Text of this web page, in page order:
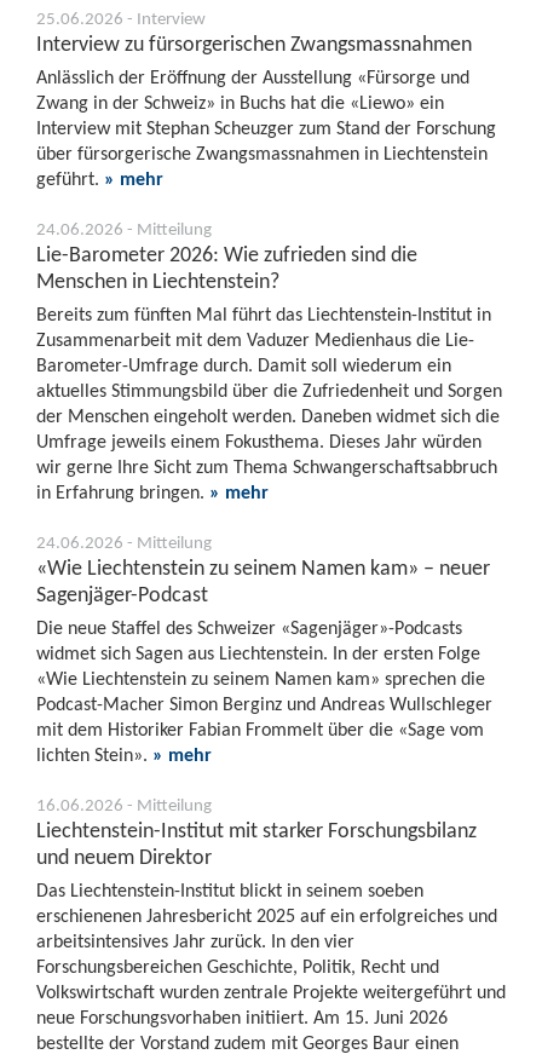
25.06.2026 - Interview
Interview zu fürsorgerischen Zwangsmassnahmen
Anlässlich der Eröffnung der Ausstellung «Fürsorge und
Zwang in der Schweiz» in Buchs hat die «Liewo» ein
Interview mit Stephan Scheuzger zum Stand der Forschung
über fürsorgerische Zwangsmassnahmen in Liechtenstein
geführt. » mehr
24.06.2026 - Mitteilung
Lie-Barometer 2026: Wie zufrieden sind die
Menschen in Liechtenstein?
Bereits zum fünften Mal führt das Liechtenstein-Institut in
Zusammenarbeit mit dem Vaduzer Medienhaus die Lie-
Barometer-Umfrage durch. Damit soll wiederum ein
aktuelles Stimmungsbild über die Zufriedenheit und Sorgen
der Menschen eingeholt werden. Daneben widmet sich die
Umfrage jeweils einem Fokusthema. Dieses Jahr würden
wir gerne Ihre Sicht zum Thema Schwangerschaftsabbruch
in Erfahrung bringen. » mehr
24.06.2026 - Mitteilung
«Wie Liechtenstein zu seinem Namen kam» – neuer
Sagenjäger-Podcast
Die neue Staffel des Schweizer «Sagenjäger»-Podcasts
widmet sich Sagen aus Liechtenstein. In der ersten Folge
«Wie Liechtenstein zu seinem Namen kam» sprechen die
Podcast-Macher Simon Berginz und Andreas Wullschleger
mit dem Historiker Fabian Frommelt über die «Sage vom
lichten Stein». » mehr
16.06.2026 - Mitteilung
Liechtenstein-Institut mit starker Forschungsbilanz
und neuem Direktor
Das Liechtenstein-Institut blickt in seinem soeben
erschienenen Jahresbericht 2025 auf ein erfolgreiches und
arbeitsintensives Jahr zurück. In den vier
Forschungsbereichen Geschichte, Politik, Recht und
Volkswirtschaft wurden zentrale Projekte weitergeführt und
neue Forschungsvorhaben initiiert. Am 15. Juni 2026
bestellte der Vorstand zudem mit Georges Baur einen